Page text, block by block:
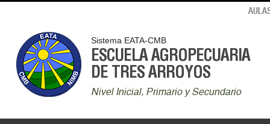
Sistema EATA-CMB
ESCUELA AGROPECUARIA
DE TRES ARROYOS
Nivel Inicial, Primario y Secundario